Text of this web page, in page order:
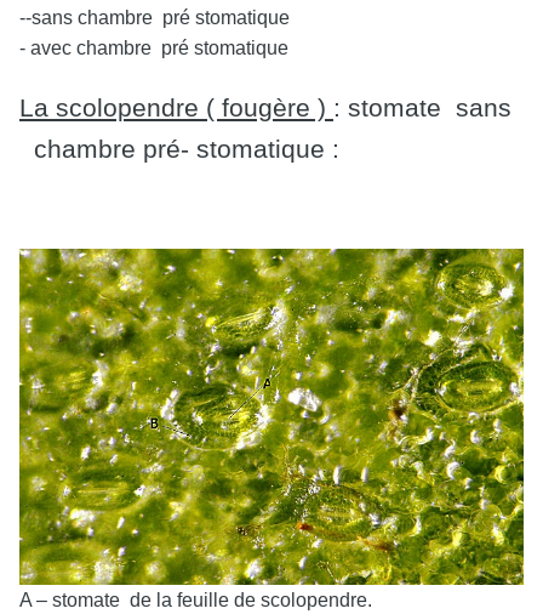
--sans chambre pré stomatique
- avec chambre pré stomatique
La scolopendre ( fougère ) : stomate sans
chambre pré- stomatique :
A – stomate de la feuille de scolopendre.